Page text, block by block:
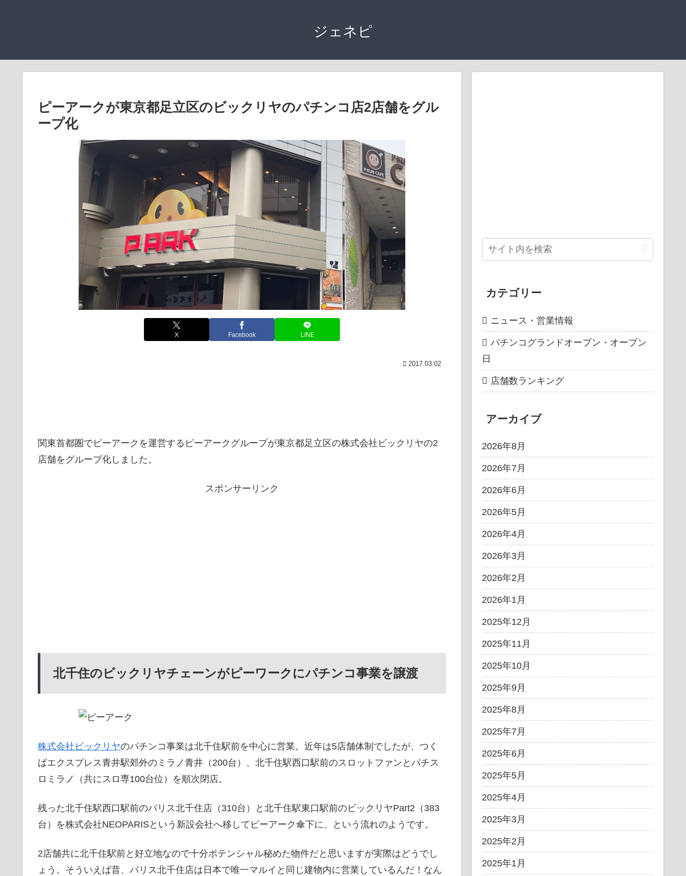
ジェネピ
ピーアークが東京都足立区のビックリヤのパチンコ店2店舗をグル
ープ化
X Facebook LINE
2017.03.02
関東首都圏でピーアークを運営するピーアークグループが東京都足立区の株式会社ビックリヤの2
店舗をグループ化しました。
スポンサーリンク
北千住のビックリヤチェーンがピーワークにパチンコ事業を譲渡
株式会社ビックリヤのパチンコ事業は北千住駅前を中心に営業。近年は5店舗体制でしたが、つく
ばエクスプレス青井駅郊外のミラノ青井（200台）、北千住駅西口駅前のスロットファンとパチス
ロミラノ（共にスロ専100台位）を順次閉店。
残った北千住駅西口駅前のパリス北千住店（310台）と北千住駅東口駅前のビックリヤPart2（383
台）を株式会社NEOPARISという新設会社へ移してピーアーク傘下に、という流れのようです。
2店舗共に北千住駅前と好立地なので十分ポテンシャル秘めた物件だと思いますが実際はどうでし
ょう。そういえば昔、パリス北千住店は日本で唯一マルイと同じ建物内に営業しているんだ！なん
カテゴリー
ニュース・営業情報
パチンコグランドオープン・オープン
日
店舗数ランキング
アーカイブ
2026年8月
2026年7月
2026年6月
2026年5月
2026年4月
2026年3月
2026年2月
2026年1月
2025年12月
2025年11月
2025年10月
2025年9月
2025年8月
2025年7月
2025年6月
2025年5月
2025年4月
2025年3月
2025年2月
2025年1月